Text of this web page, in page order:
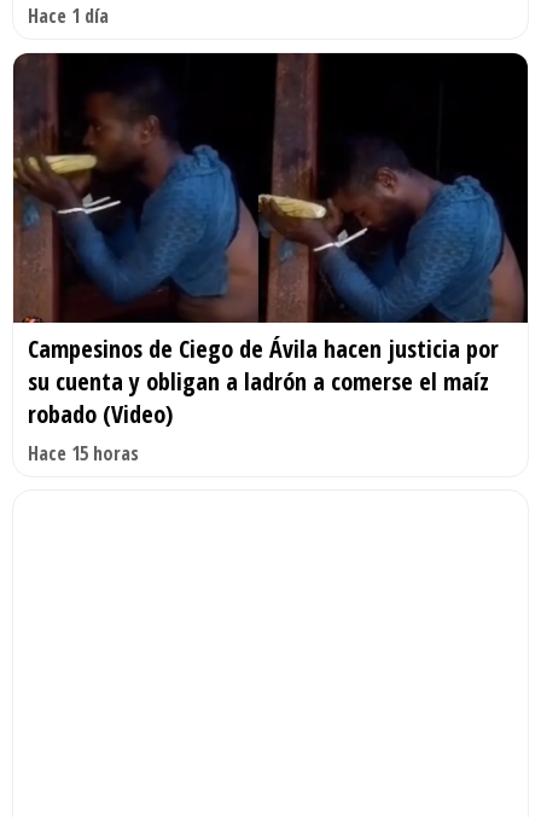
Hace 1 día
Campesinos de Ciego de Ávila hacen justicia por
su cuenta y obligan a ladrón a comerse el maíz
robado (Video)
Hace 15 horas